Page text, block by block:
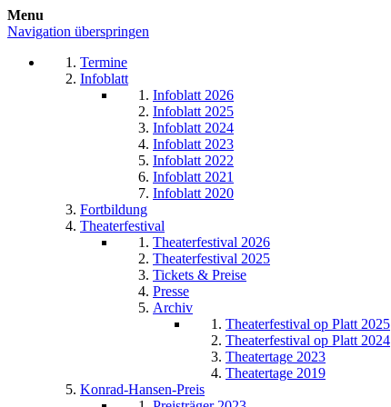
Menu
Navigation überspringen
Termine
Infoblatt
Infoblatt 2026
Infoblatt 2025
Infoblatt 2024
Infoblatt 2023
Infoblatt 2022
Infoblatt 2021
Infoblatt 2020
Fortbildung
Theaterfestival
Theaterfestival 2026
Theaterfestival 2025
Tickets & Preise
Presse
Archiv
Theaterfestival op Platt 2025
Theaterfestival op Platt 2024
Theatertage 2023
Theatertage 2019
Konrad-Hansen-Preis